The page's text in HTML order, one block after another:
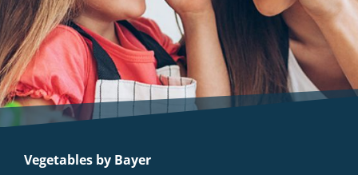
Vegetables by Bayer